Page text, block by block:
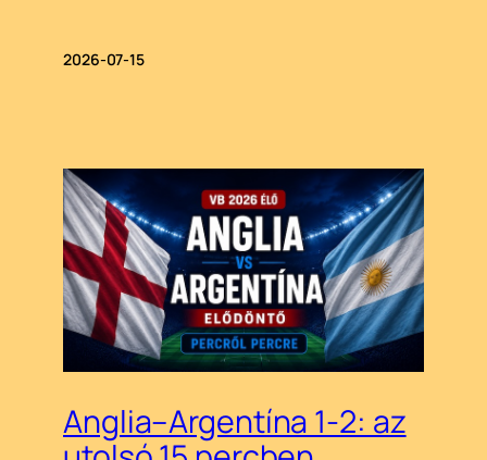
2026-07-15
Anglia–Argentína 1-2: az